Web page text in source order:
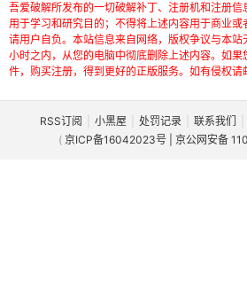
吾爱破解所发布的一切破解补丁、注册机和注册
用于学习和研究目的；不得将上述内容用于商业
请用户自负。本站信息来自网络，版权争议与本
小时之内，从您的电脑中彻底删除上述内容。如
件，购买注册，得到更好的正版服务。如有侵权请
RSS订阅 小黑屋 处罚记录 联系我们
( 京ICP备16042023号 | 京公网安备